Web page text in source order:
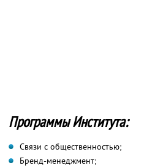
Программы Института:
Связи с общественностью;
Бренд-менеджмент;